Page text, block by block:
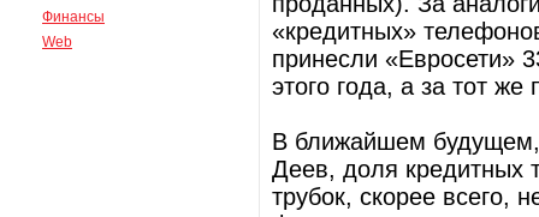
Финансы
Web
«кредитных»
принесли «Евросети»
этого года, а за тот
В ближайшем будущем,
Деев, доля кредитных
трубок, скорее всего,